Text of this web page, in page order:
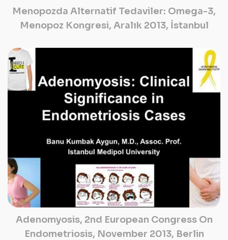
Menopozda Alternatif Tedaviler: Omega-3,
Menopoz Kongresi, Aralık 2013, İstanbul
Adenomyosis, 2nd European Congress On
Endometriosis, November 2013, Berlin